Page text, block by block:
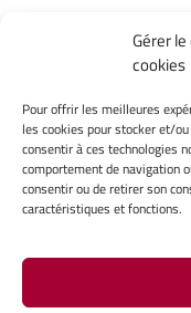
Gérer
cookies
Pour offrir les meilleures
les cookies pour stocker et/
consentir à ces technologies
comportement de navigation
consentir ou de retirer son
caractéristiques et fonctions.
Mentions légales
Politique de
Déclaration de
Avertissement
INTRANET